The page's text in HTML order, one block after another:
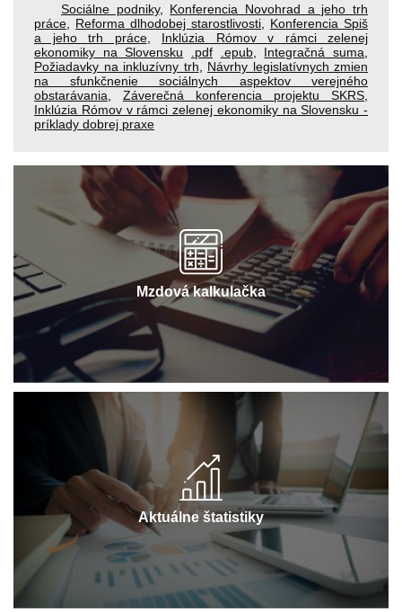
Sociálne podniky, Konferencia Novohrad a jeho trh
práce
Reforma dlhodobej starostlivosti
Konferencia Spiš
a jeho trh práce, Inklúzia Rómov v rámci zelenej
ekonomiky na Slovensku
.pdf .epub, Integračná suma
Požiadavky na inkluzívny trh
Návrhy legislatívnych zmien
na sfunkčnenie sociálnych aspektov verejného
obstarávania
Záverečná konferencia projektu SKRS
Inklúzia Rómov v rámci zelenej ekonomiky na Slovensku -
príklady dobrej praxe
Mzdová kalkulačka
Aktuálne štatistiky